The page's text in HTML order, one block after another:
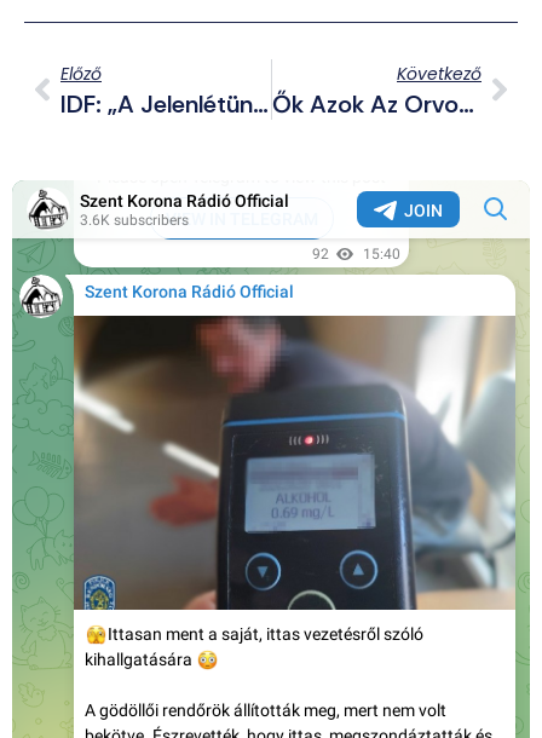
Előző
IDF: „A Jelenlétünk Csak Átmeneti Lesz” – 6 Katonai Bázis Épül Szíriában A Megszállt Területeken
Következő
Ők Azok Az Orvosok, Akik Pénzért, Titokban Nemátalakító Műtéteket Végeztek Kiskunhalason (+KÉPEK)